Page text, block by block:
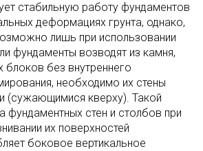
стабильную работу фундаментов
деформациях грунта, однако,
лишь при использовании
фундаменты возводят из камня,
блоков без внутреннего
необходимо их стены
(сужающимися кверху). Такой
фундаментных стен и столбов при
их поверхностей
боковое вертикальное